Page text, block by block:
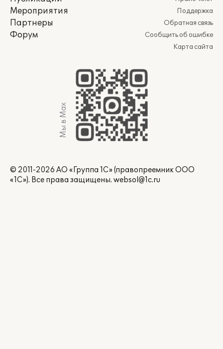
Мероприятия
Партнеры
Форум
Поддержка
Обратная связь
Сообщить об ошибке
Карта сайта
Мы в Max
© 2011-2026 АО «Группа 1С» (правопреемник ООО
«1С»). Все права защищены. websol@1c.ru